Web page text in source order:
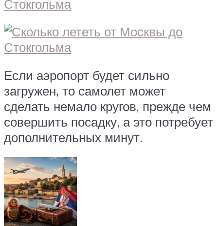
Если аэропорт будет сильно
загружен, то самолет может
сделать немало кругов, прежде чем
совершить посадку, а это потребует
дополнительных минут.